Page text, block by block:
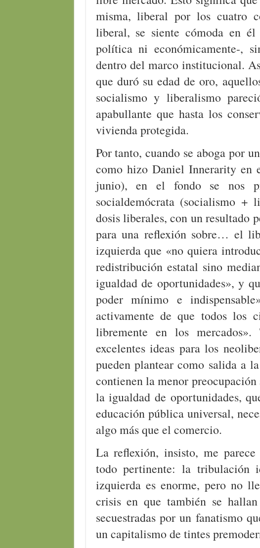
misma, liberal por los cuatro
liberal, se siente cómoda en
política ni económicamente-,
dentro del marco institucional.
que duró su edad de oro,
socialismo y liberalismo
apabullante que hasta los
vivienda protegida.
Por tanto, cuando se aboga por
como hizo Daniel Innerarity en
junio), en el fondo se nos
socialdemócrata (socialismo +
dosis liberales, con un resultado
para una reflexión sobre… el
izquierda que «no quiera
redistribución estatal sino
igualdad de oportunidades», y
poder mínimo e
activamente de que todos los
libremente en los
excelentes ideas para los
pueden plantear como salida a
contienen la menor
la igualdad de oportunidades,
educación pública universal,
algo más que el comercio.
La reflexión, insisto, me
todo pertinente: la tribulación
izquierda es enorme, pero no
crisis en que también se
secuestradas por un fanatismo
un capitalismo de tintes